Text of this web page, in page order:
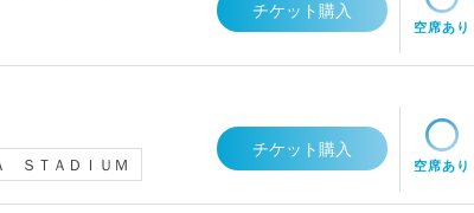
チケット購入
空席あり
ＳＴＡＤＩＵＭ
チケット購入
空席あり